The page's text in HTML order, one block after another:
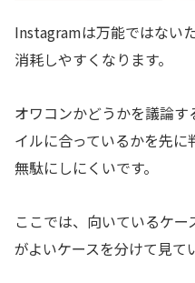
Instagramは万能ではない
消耗しやすくなります。
オワコンかどうかを議論
イルに合っているかを先
無駄にしにくいです。
ここでは、向いているケ
がよいケースを分けて見て